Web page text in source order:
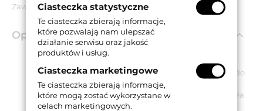
Zawias, kołki klinujące.
Opis produktu
Zawias sprężynowy jednokierunkowy przeznaczony do
drzwi wahadłowych.
Posiada sprężynę, która wymusza zamknięcie skrzydła
drzwiowego.
Ciasteczka statystyczne
Te ciasteczka zbierają informacje,
które pozwalają nam ulepszać
działanie serwisu oraz jakość
produktów i usług.
Ciasteczka marketingowe
Te ciasteczka zbierają informacje,
które mogą zostać wykorzystane w
celach marketingowych.